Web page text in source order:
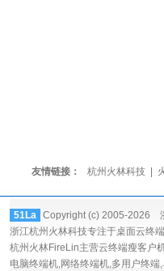
友情链接： 杭州火林科技
51La Copyright (c) 2005-2026
浙江杭州火林科技专注于桌面云终
杭州火林FireLin主营云终端瘦客户
电脑终端机,网络终端机,多用户终